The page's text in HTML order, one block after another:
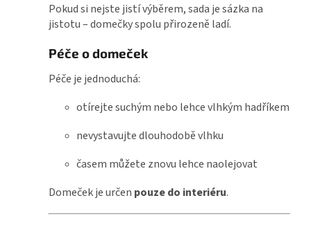
Pokud si nejste jistí výběrem, sada je sázka na
jistotu – domečky spolu přirozeně ladí.
Péče o domeček
Péče je jednoduchá:
otírejte suchým nebo lehce vlhkým hadříkem
nevystavujte dlouhodobě vlhku
časem můžete znovu lehce naolejovat
Domeček je určen pouze do interiéru.